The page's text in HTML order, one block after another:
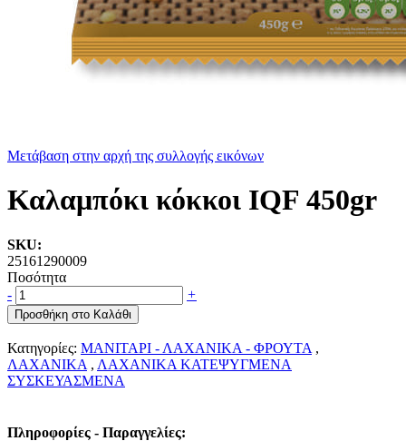
Μετάβαση στην αρχή της συλλογής εικόνων
Καλαμπόκι κόκκοι IQF 450gr
SKU:
25161290009
Ποσότητα
-
+
Προσθήκη στο Καλάθι
Κατηγορίες: ΜΑΝΙΤΑΡΙ - ΛΑΧΑΝΙΚΑ - ΦΡΟΥΤΑ ,
ΛΑΧΑΝΙΚΑ , ΛΑΧΑΝΙΚΑ ΚΑΤΕΨΥΓΜΕΝΑ
ΣΥΣΚΕΥΑΣΜΕΝΑ
Πληροφορίες - Παραγγελίες: